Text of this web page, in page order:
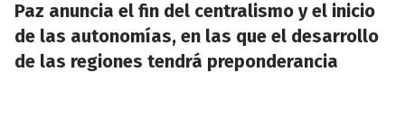
Paz anuncia el fin del centralismo y el inicio
de las autonomías, en las que el desarrollo
de las regiones tendrá preponderancia